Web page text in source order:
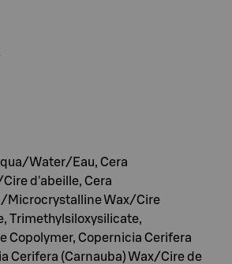
Water/Eau, Cera
d'abeille, Cera
Microcrystalline Wax/Cire
Trimethylsiloxysilicate,
Copolymer, Copernicia Cerifera
Cerifera (Carnauba) Wax/Cire de